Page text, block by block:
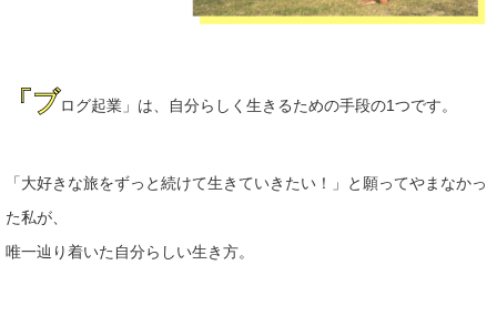
「ブログ起業」は、自分らしく生きるための手段の1つです。
「大好きな旅をずっと続けて生きていきたい！」と願ってやまなかっ
た私が、
唯一辿り着いた自分らしい生き方。